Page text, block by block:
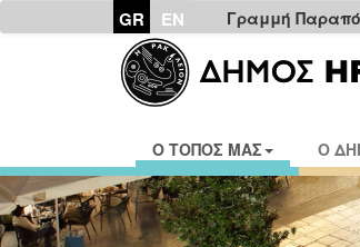
GR EN Γραμμή
Ο ΤΟΠΟΣ ΜΑΣ Ο